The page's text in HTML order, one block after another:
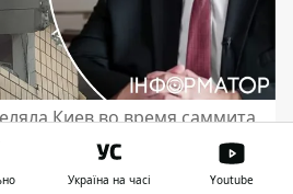
Киев во время саммита
дел Украины
Україна на часі Youtube